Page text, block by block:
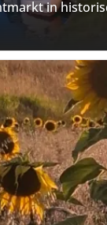
in